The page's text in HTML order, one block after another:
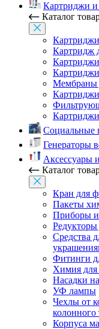
Картриджи и
Каталог
Картридж
Картриджи
Мембраны
Социальные
Генераторы
Аксессуары
Каталог
Кран для
Пакеты
Приборы и
Редукторы
Средства
Фитинги
Химия для
Насадки
УФ лампы
Чехлы от
колонного
Корпуса